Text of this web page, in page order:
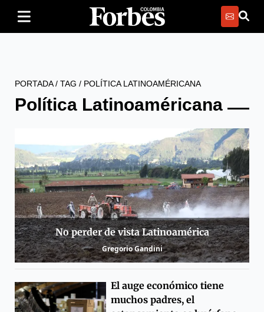
PORTADA/ TAG / POLÍTICA LATINOAMÉRICANA
Política Latinoaméricana
No perder de vista Latinoamérica
Gregorio Gandini
El auge económico tiene
muchos padres, el